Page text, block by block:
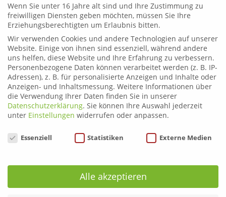
Email: fahrschule.leoben@plonner.at
Liezen
Telefon:03612 21222
Email:fahrschule.liezen@plonner.at
Öffnungszeiten
Liezen: Montag bis Donnerstag: 9.00 – 12.00 und 13.00 –
17.00 Uhr
Freitag: 9.00 – 12.00 und 13.00 – 15.00 Uhr
– 17.00 Uhr
Wenn Sie unter 16 Jahre alt sind und Ihre Zustimmung zu
freiwilligen Diensten geben möchten, müssen Sie Ihre
Erziehungsberechtigten um Erlaubnis bitten.
Wir verwenden Cookies und andere Technologien auf unserer
Website. Einige von ihnen sind essenziell, während andere
uns helfen, diese Website und Ihre Erfahrung zu verbessern.
Personenbezogene Daten können verarbeitet werden (z. B. IP-
Adressen), z. B. für personalisierte Anzeigen und Inhalte oder
Anzeigen- und Inhaltsmessung. Weitere Informationen über
die Verwendung Ihrer Daten finden Sie in unserer
Datenschutzerklärung. Sie können Ihre Auswahl jederzeit
unter Einstellungen widerrufen oder anpassen.
Datenschutzeinstellungen
Essenziell Statistiken Externe Medien
Alle akzeptieren